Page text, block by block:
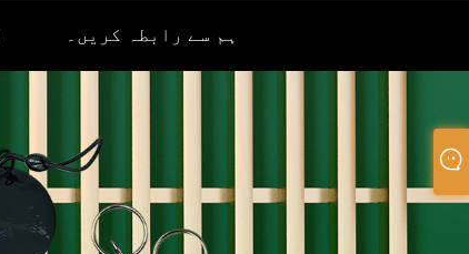
ہم سے رابطہ کریں۔